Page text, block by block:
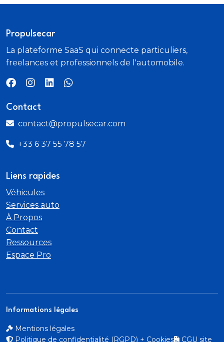
Propulsecar
La plateforme SaaS qui connecte particuliers,
freelances et professionnels de l'automobile.
Contact
contact@propulsecar.com
+33 6 37 55 78 57
Liens rapides
Véhicules
Services auto
À Propos
Contact
Ressources
Espace Pro
Informations légales
Mentions légales
Politique de confidentialité (RGPD) + Cookies
CGU site